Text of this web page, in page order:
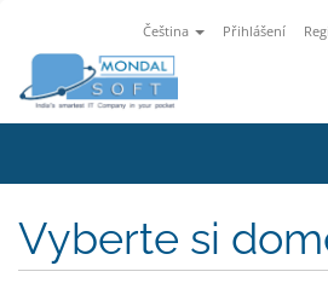
Čeština Přihlášení
Vyberte si